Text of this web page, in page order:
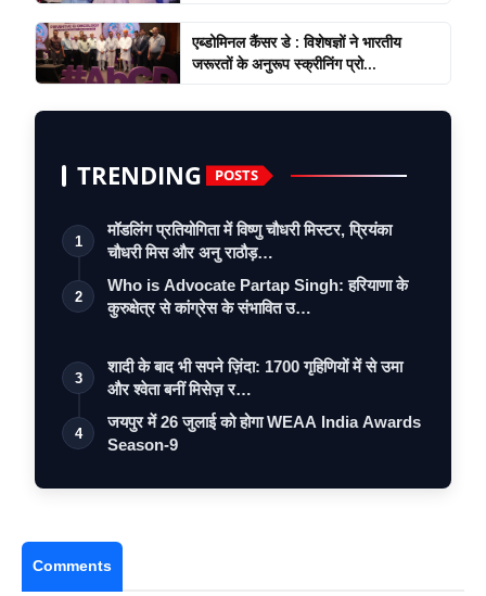
एब्डोमिनल कैंसर डे : विशेषज्ञों ने भारतीय
जरूरतों के अनुरूप स्क्रीनिंग प्रो...
TRENDING POSTS
1
मॉडलिंग प्रतियोगिता में विष्णु चौधरी मिस्टर, प्रियंका
चौधरी मिस और अनु राठौड़…
2
Who is Advocate Partap Singh: हरियाणा के
कुरुक्षेत्र से कांग्रेस के संभावित उ…
3
शादी के बाद भी सपने ज़िंदा: 1700 गृहिणियों में से उमा
और श्वेता बनीं मिसेज़ र…
4
जयपुर में 26 जुलाई को होगा WEAA India Awards
Season-9
Comments